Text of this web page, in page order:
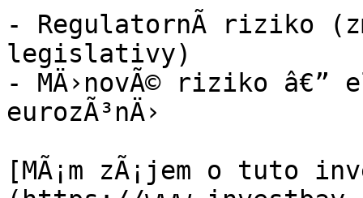
- RegulatornÃ­ riziko
legislativy)
- MÄ›novÃ© riziko â€”
eurozÃ³nÄ›
[MÃ¡m zÃ¡jem o tuto